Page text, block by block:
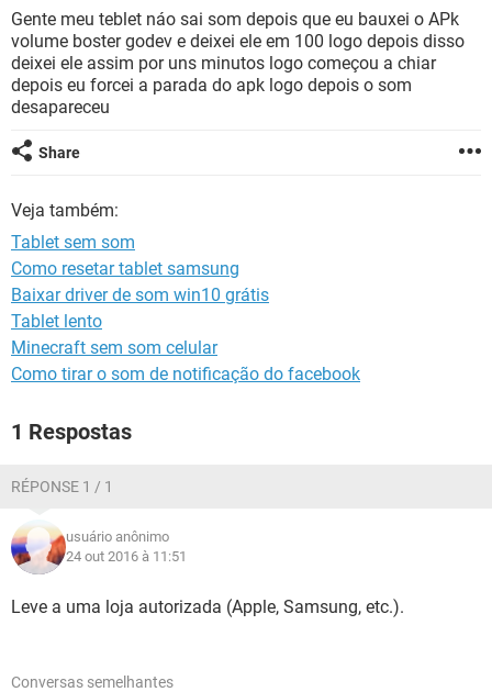
GMAIL
GUIA DE COMPRAS
OUTLOOK EXCEL
INSTAGRAM GMAIL
GUIA DE COMPRAS
WHATSAPP
CELULAR FACEBOOK
OUTLOOK EXCEL
INSTAGRAM
GUIA DE COMPRAS
Gente meu teblet náo sai som depois que eu bauxei o APk
volume boster godev e deixei ele em 100 logo depois disso
deixei ele assim por uns minutos logo começou a chiar
depois eu forcei a parada do apk logo depois o som
desapareceu
Share
Veja também:
Tablet sem som
Como resetar tablet samsung
Baixar driver de som win10 grátis
Tablet lento
Minecraft sem som celular
Como tirar o som de notificação do facebook
1 Respostas
RÉPONSE 1 / 1
usuário anônimo
24 out 2016 à 11:51
Leve a uma loja autorizada (Apple, Samsung, etc.).
Conversas semelhantes